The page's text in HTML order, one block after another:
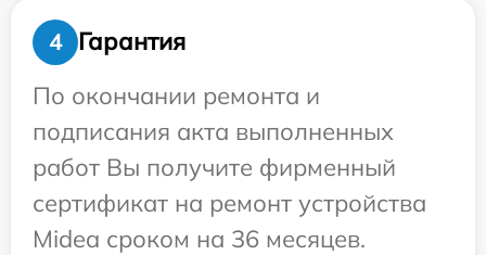
4
Гарантия
По окончании ремонта и
подписания акта выполненных
работ Вы получите фирменный
сертификат на ремонт устройства
Midea сроком на 36 месяцев.